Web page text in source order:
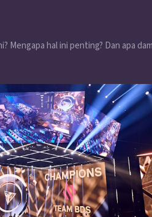
Mengapa hal ini penting? Dan apa